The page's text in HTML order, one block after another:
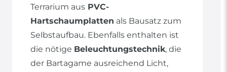
Terrarium aus PVC-
Hartschaumplatten als Bausatz zum
Selbstaufbau. Ebenfalls enthalten ist
die nötige Beleuchtungstechnik, die
der Bartagame ausreichend Licht,